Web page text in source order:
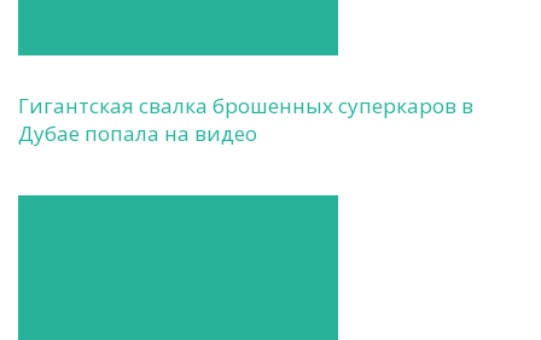
Гигантская свалка брошенных суперкаров в
Дубае попала на видео